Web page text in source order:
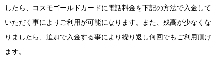
したら、コスモゴールドカードに電話料金を下記の方法で入金して
いただく事によりご利用が可能になります。また、残高が少なくな
りましたら、追加で入金する事により繰り返し何回でもご利用頂け
ます。